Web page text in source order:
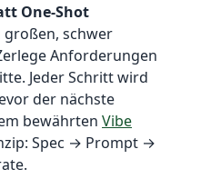
One-Shot
schwer
Anforderungen
Jeder Schritt wird
der nächste
bewährten Vibe
Spec → Prompt →